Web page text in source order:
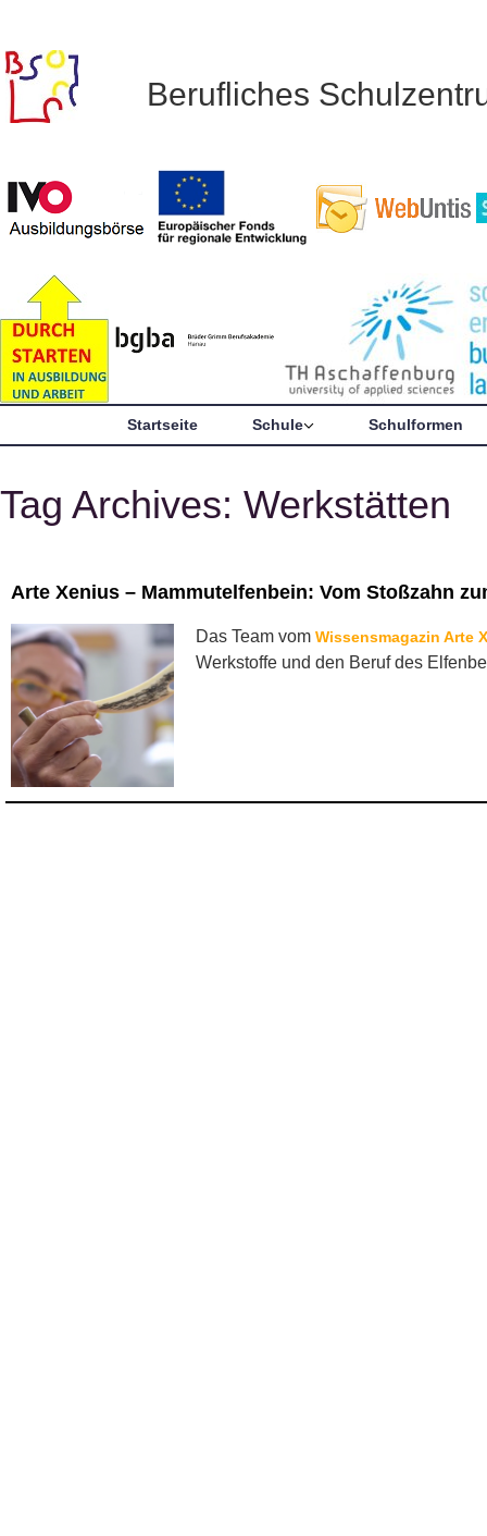
Berufliches
Startseite Schule Schulformen
Tag Archives: Werkstätten
Arte Xenius – Mammutelfenbein: Vom Stoßzahn
Das Team vom Wissensmagazin Arte
Werkstoffe und den Beruf des